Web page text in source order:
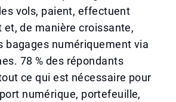
vols, paient, effectuent
et, de manière croissante,
bagages numériquement via
78 % des répondants
ce qui est nécessaire pour
numérique, portefeuille,